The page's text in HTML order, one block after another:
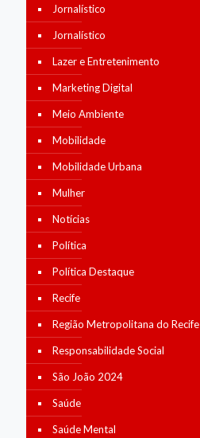
Jornalístico
Jornalístico
Lazer e Entretenimento
Marketing Digital
Meio Ambiente
Mobilidade
Mobilidade Urbana
Mulher
Notícias
Política
Política Destaque
Recife
Região Metropolitana do Recife
Responsabilidade Social
São João 2024
Saúde
Saúde Mental